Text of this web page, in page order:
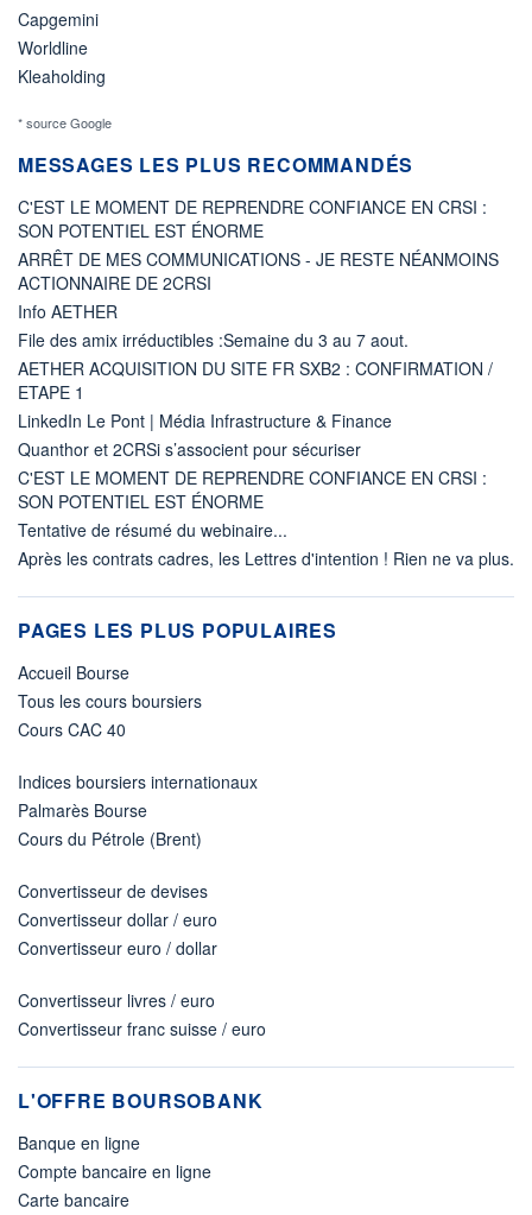
Capgemini
Worldline
Kleaholding
* source Google
MESSAGES LES PLUS RECOMMANDÉS
C'EST LE MOMENT DE REPRENDRE CONFIANCE EN CRSI :
SON POTENTIEL EST ÉNORME
ARRÊT DE MES COMMUNICATIONS - JE RESTE NÉANMOINS
ACTIONNAIRE DE 2CRSI
Info AETHER
File des amix irréductibles :Semaine du 3 au 7 aout.
AETHER ACQUISITION DU SITE FR SXB2 : CONFIRMATION /
ETAPE 1
LinkedIn Le Pont | Média Infrastructure & Finance
Quanthor et 2CRSi s’associent pour sécuriser
C'EST LE MOMENT DE REPRENDRE CONFIANCE EN CRSI :
SON POTENTIEL EST ÉNORME
Tentative de résumé du webinaire...
Après les contrats cadres, les Lettres d'intention ! Rien ne va plus.
PAGES LES PLUS POPULAIRES
Accueil Bourse
Tous les cours boursiers
Cours CAC 40
Indices boursiers internationaux
Palmarès Bourse
Cours du Pétrole (Brent)
Convertisseur de devises
Convertisseur dollar / euro
Convertisseur euro / dollar
Convertisseur livres / euro
Convertisseur franc suisse / euro
L'OFFRE BOURSOBANK
Banque en ligne
Compte bancaire en ligne
Carte bancaire